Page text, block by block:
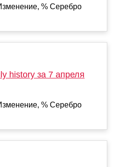
% Серебро
history за 7 апреля
% Серебро